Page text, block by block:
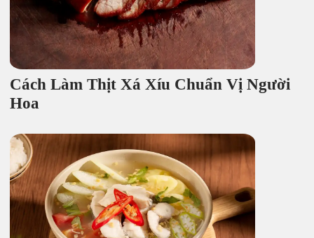
Cách Làm Thịt Xá Xíu Chuẩn Vị Người
Hoa